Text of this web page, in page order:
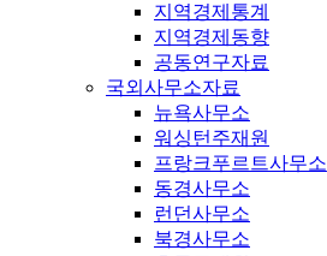
지역경제통계
지역경제동향
공동연구자료
국외사무소자료
뉴욕사무소
워싱턴주재원
프랑크푸르트사무소
동경사무소
런던사무소
북경사무소